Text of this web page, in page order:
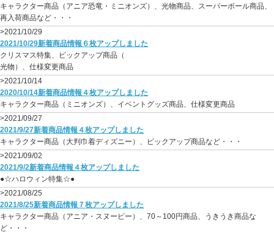
キャラクター商品（アニア恐竜・ミニオンズ）、光物商品、スーパーボール商品、
再入荷商品など・・・
>2021/10/29
2021/10/29新着商品情報６枚アップしました
クリスマス特集、ピックアップ商品（
光物）、仕様変更商品
>2021/10/14
2020/10/14新着商品情報４枚アップしました
キャラクター商品（ミニオンズ）、イベントグッズ商品、仕様変更商品
>2021/09/27
2021/9/27新着商品情報４枚アップしました
キャラクター商品（大判巾着ディズニー）、ピックアップ商品など・・・
>2021/09/02
2021/9/2新着商品情報４枚アップしました
●☆ハロウィン特集☆●
>2021/08/25
2021/8/25新着商品情報７枚アップしました
キャラクター商品（アニア・スヌーピー）、70～100円商品、うきうき商品な
ど・・・